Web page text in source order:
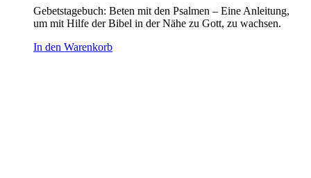
Gebetstagebuch: Beten mit den Psalmen – Eine Anleitung,
um mit Hilfe der Bibel in der Nähe zu Gott, zu wachsen.
In den Warenkorb